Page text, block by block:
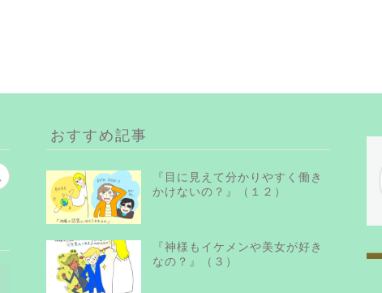
おすすめ記事
『目に見えて分かりやすく働き
かけないの？』（１２）
『神様もイケメンや美女が好き
なの？』（３）